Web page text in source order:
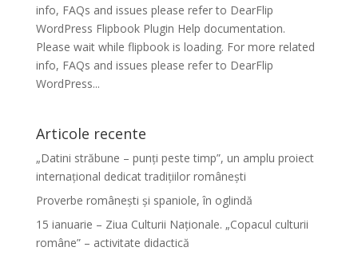
info, FAQs and issues please refer to DearFlip
WordPress Flipbook Plugin Help documentation.
Please wait while flipbook is loading. For more related
info, FAQs and issues please refer to DearFlip
WordPress...
Articole recente
„Datini străbune – punți peste timp”, un amplu proiect
internațional dedicat tradițiilor românești
Proverbe românești și spaniole, în oglindă
15 ianuarie – Ziua Culturii Naționale. „Copacul culturii
române” – activitate didactică